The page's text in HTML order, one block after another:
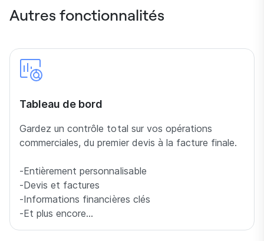
Autres fonctionnalités
Tableau de bord
Gardez un contrôle total sur vos opérations
commerciales, du premier devis à la facture finale.
-Entièrement personnalisable
-Devis et factures
-Informations financières clés
-Et plus encore…